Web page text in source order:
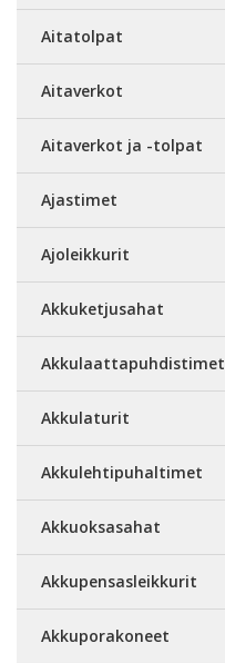
Aitatolpat
Aitaverkot
Aitaverkot ja -tolpat
Ajastimet
Ajoleikkurit
Akkuketjusahat
Akkulaattapuhdistimet
Akkulaturit
Akkulehtipuhaltimet
Akkuoksasahat
Akkupensasleikkurit
Akkuporakoneet